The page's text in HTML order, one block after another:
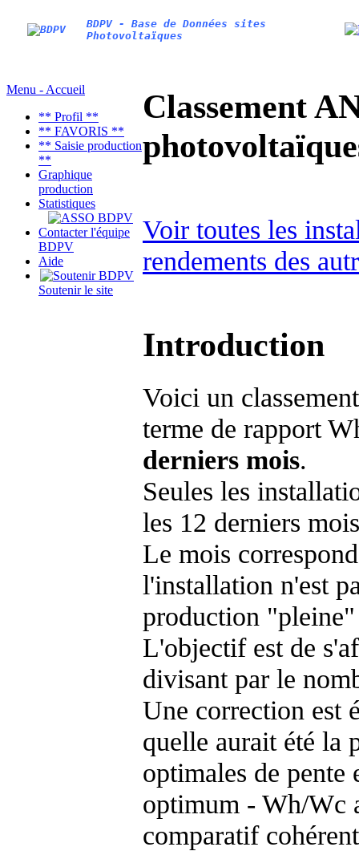
BDPV - Base de Données sites
Photovoltaïques
Menu - Accueil
** Profil **
** FAVORIS **
** Saisie production
**
Graphique
production
Statistiques
Contacter l'équipe
BDPV
Aide
Soutenir le site
Classement
Voir toutes les
rendements des
Introduction
Voici un
terme de rapport
derniers mois.
Seules les
les 12 derniers
Le mois
l'installation n'est
production "pleine"
L'objectif est de
divisant par le
Une correction est
quelle aurait été la
optimales de
optimum - Wh/Wc
comparatif